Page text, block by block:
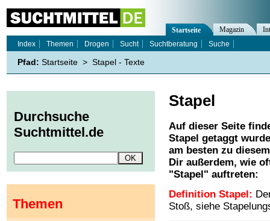
Stapel
Auf dieser Seite
Stapel getaggt
am besten zu
Dir außerdem, wie
"Stapel " auftreten:
Definition Stapel:
Stoß, siehe
Startseite Magazin
Index
Themen Drogen Sucht Suchtberatung Suche
Pfad: Startseite > Stapel - Texte
Durchsuche
Suchtmittel.de
Themen